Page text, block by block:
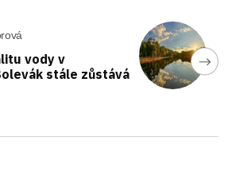
vody v
stále zůstává